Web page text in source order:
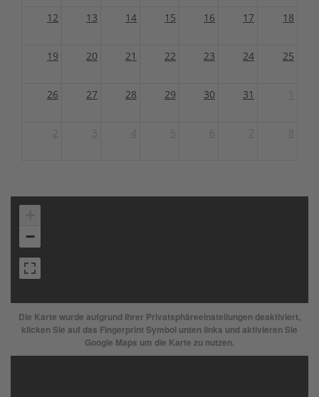
12 13 14 15 16 17 18
19 20 21 22 23 24 25
26 27 28 29 30 31
Die Karte wurde aufgrund Ihrer Privatsphäreeinstellungen deaktiviert,
klicken Sie auf das Fingerprint Symbol unten links und aktivieren Sie
Google Maps um die Karte zu nutzen.
−